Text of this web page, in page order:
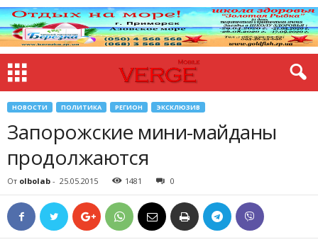
НОВОСТИ ПОЛИТИКА РЕГИОН ЭКСКЛЮЗИВ
Запорожские мини-майданы
продолжаются
От olbolab - 25.05.2015 1481 0